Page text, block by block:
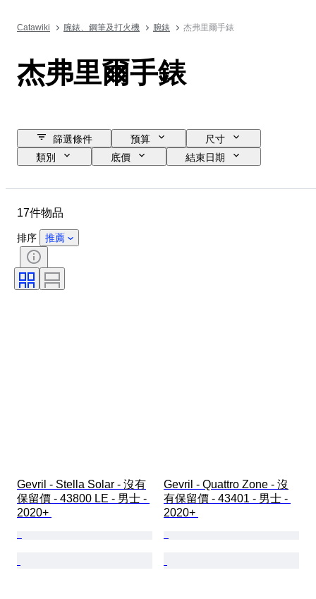
Catawiki 腕錶、鋼筆及打火機 腕錶 杰弗里爾手錶
杰弗里爾手錶
篩選條件 预算
尺寸
類別
底價
結束日期
時期
錶帶材質
17件物品
排序 推薦
Gevril - Stella Solar - 沒有
保留價 - 43800 LE - 男士 -
2020+
Gevril - Quattro Zone - 沒
有保留價 - 43401 - 男士 -
2020+